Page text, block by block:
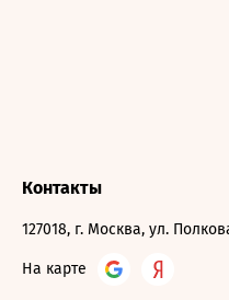
Контакты
127018, г. Москва, ул.
На карте